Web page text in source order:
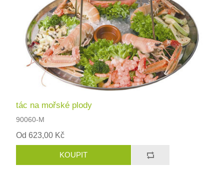
tác na mořské plody
90060-M
Od 623,00 Kč